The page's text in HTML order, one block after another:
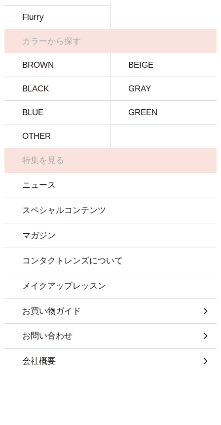
Flurry
カラーから探す
BROWN BEIGE
BLACK GRAY
BLUE GREEN
OTHER
特集を見る
ニュース
スペシャルコンテンツ
マガジン
コンタクトレンズについて
メイクアップレッスン
お買い物ガイド
お問い合わせ
会社概要